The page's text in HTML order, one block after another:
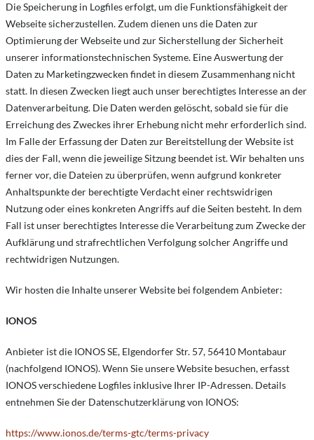
Die Speicherung in Logfiles erfolgt, um die Funktionsfähigkeit der
Webseite sicherzustellen. Zudem dienen uns die Daten zur
Optimierung der Webseite und zur Sicherstellung der Sicherheit
unserer informationstechnischen Systeme. Eine Auswertung der
Daten zu Marketingzwecken findet in diesem Zusammenhang nicht
statt. In diesen Zwecken liegt auch unser berechtigtes Interesse an der
Datenverarbeitung. Die Daten werden gelöscht, sobald sie für die
Erreichung des Zweckes ihrer Erhebung nicht mehr erforderlich sind.
Im Falle der Erfassung der Daten zur Bereitstellung der Website ist
dies der Fall, wenn die jeweilige Sitzung beendet ist. Wir behalten uns
ferner vor, die Dateien zu überprüfen, wenn aufgrund konkreter
Anhaltspunkte der berechtigte Verdacht einer rechtswidrigen
Nutzung oder eines konkreten Angriffs auf die Seiten besteht. In dem
Fall ist unser berechtigtes Interesse die Verarbeitung zum Zwecke der
Aufklärung und strafrechtlichen Verfolgung solcher Angriffe und
rechtwidrigen Nutzungen.
Wir hosten die Inhalte unserer Website bei folgendem Anbieter:
IONOS
Anbieter ist die IONOS SE, Elgendorfer Str. 57, 56410 Montabaur
(nachfolgend IONOS). Wenn Sie unsere Website besuchen, erfasst
IONOS verschiedene Logfiles inklusive Ihrer IP-Adressen. Details
entnehmen Sie der Datenschutzerklärung von IONOS:
https://www.ionos.de/terms-gtc/terms-privacy